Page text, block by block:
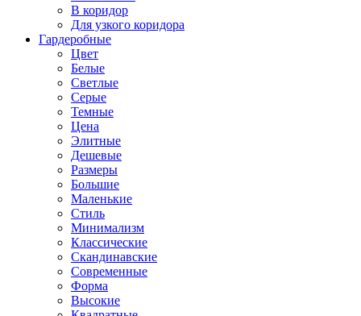
В коридор
Для узкого коридора
Гардеробные
Цвет
Белые
Светлые
Серые
Темные
Цена
Элитные
Дешевые
Размеры
Большие
Маленькие
Стиль
Минимализм
Классические
Скандинавские
Современные
Форма
Высокие